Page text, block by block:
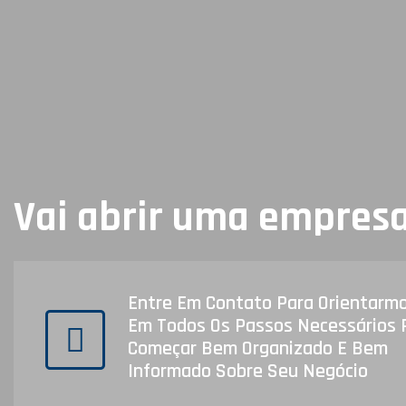
Vai abrir uma
Entre Em Contato Para
Em Todos Os Passos Necessários
Começar Bem Organizado E Bem
Informado Sobre Seu Negócio